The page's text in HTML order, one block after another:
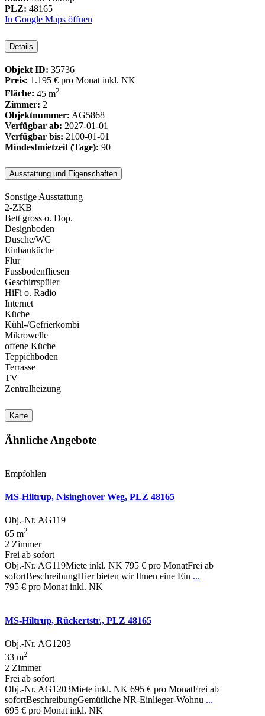
PLZ: 48165
In Google Maps öffnen
Details
Objekt ID: 35736
Preis: 1.195 € pro Monat inkl. NK
Fläche: 45 m2
Zimmer: 2
Objektnummer: AG5868
Verfügbar ab: 2027-01-01
Verfügbar bis: 2100-01-01
Mindestmietzeit (Tage): 90
Ausstattung und Eigenschaften
Sonstige Ausstattung
2-ZKB
Bett gross o. Dop.
Designboden
Dusche/WC
Einbauküche
Flur
Fussbodenfliesen
Geschirrspüler
HiFi o. Radio
Internet
Küche
Kühl-/Gefrierkombi
Mikrowelle
offene Küche
Teppichboden
Terrasse
TV
Zentralheizung
Karte
Ähnliche Angebote
Empfohlen
MS-Hiltrup, Nisinghover Weg, PLZ 48165
Obj.-Nr. AG119
65 m2
2 Zimmer
Frei ab sofort
Obj.-Nr. AG119Miete inkl. NK 795 € pro MonatFrei ab
sofortBeschreibungHier bieten wir Ihnen eine Ein ...
795 € pro Monat inkl. NK
MS-Hiltrup, Rückertstr., PLZ 48165
Obj.-Nr. AG1203
33 m2
2 Zimmer
Frei ab sofort
Obj.-Nr. AG1203Miete inkl. NK 695 € pro MonatFrei ab
sofortBeschreibungGemütliche NR-Einlieger-Wohnu ...
695 € pro Monat inkl. NK